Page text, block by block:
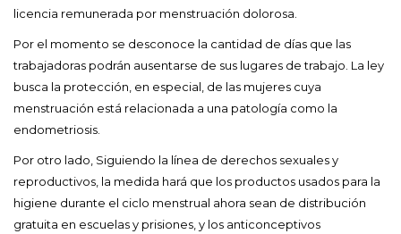
licencia remunerada por menstruación dolorosa.
Por el momento se desconoce la cantidad de días que las
trabajadoras podrán ausentarse de sus lugares de trabajo. La ley
busca la protección, en especial, de las mujeres cuya
menstruación está relacionada a una patología como la
endometriosis.
Por otro lado, Siguiendo la línea de derechos sexuales y
reproductivos, la medida hará que los productos usados para la
higiene durante el ciclo menstrual ahora sean de distribución
gratuita en escuelas y prisiones, y los anticonceptivos